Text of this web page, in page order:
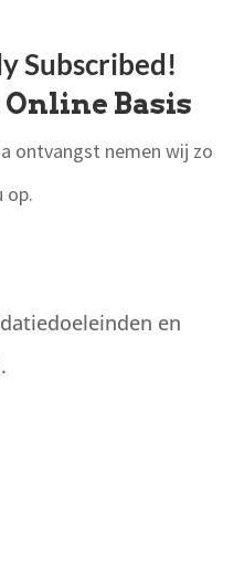
Subscribed!
Basis
ontvangst nemen wij zo
op.
en